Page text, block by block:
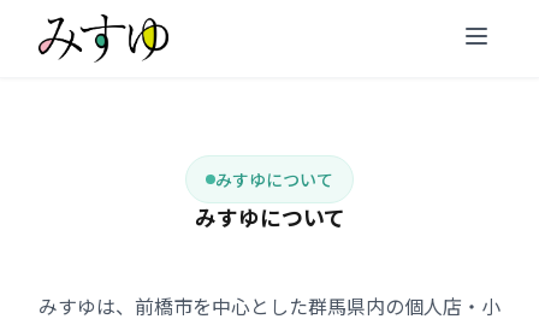
みすゆについて
みすゆについて
みすゆは、前橋市を中心とした群馬県内の個人店・小